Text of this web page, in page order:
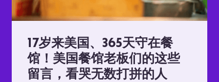
17岁来美国、365天守在餐
馆！美国餐馆老板们的这些
留言，看哭无数打拼的人